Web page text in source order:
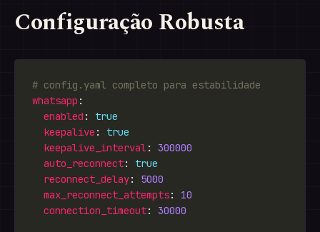
Configuração Robusta
# config.yaml completo para estabilidade
whatsapp
enabled : true
keepalive : true
keepalive_interval: 300000
auto_reconnect: true
reconnect_delay: 5000
max_reconnect_attempts: 10
connection_timeout: 30000